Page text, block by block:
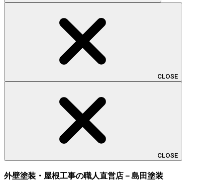
CLOSE
CLOSE
外壁塗装・屋根工事の職人直営店－島田塗装